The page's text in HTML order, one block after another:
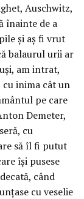
Auschwitz,
înainte de a
și aș fi vrut
balaurul urii ar
am intrat,
inima cât un
pe care
Demeter,
cu
să îl fi putut
își pusese
când
cu veselie